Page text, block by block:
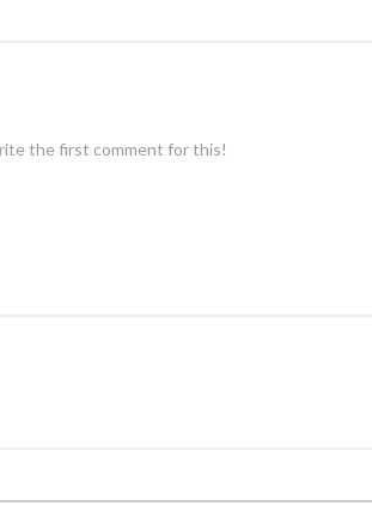
the first comment for this!